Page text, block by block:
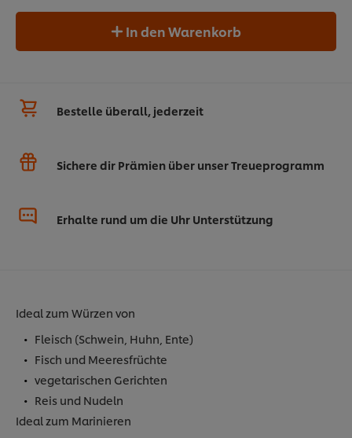
In den Warenkorb
Bestelle überall, jederzeit
Sichere dir Prämien über unser Treueprogramm
Erhalte rund um die Uhr Unterstützung
Ideal zum Würzen von
Fleisch (Schwein, Huhn, Ente)
Fisch und Meeresfrüchte
vegetarischen Gerichten
Reis und Nudeln
Ideal zum Marinieren